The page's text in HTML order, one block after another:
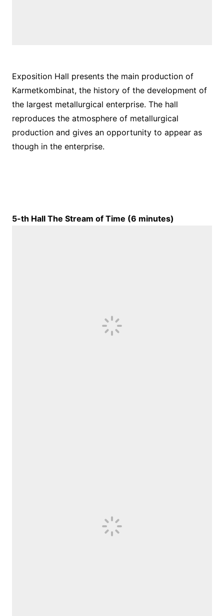
Exposition Hall presents the main production of
Karmetkombinat, the history of the development of
the largest metallurgical enterprise. The hall
reproduces the atmosphere of metallurgical
production and gives an opportunity to appear as
though in the enterprise.
5-th Hall The Stream of Time (6 minutes)